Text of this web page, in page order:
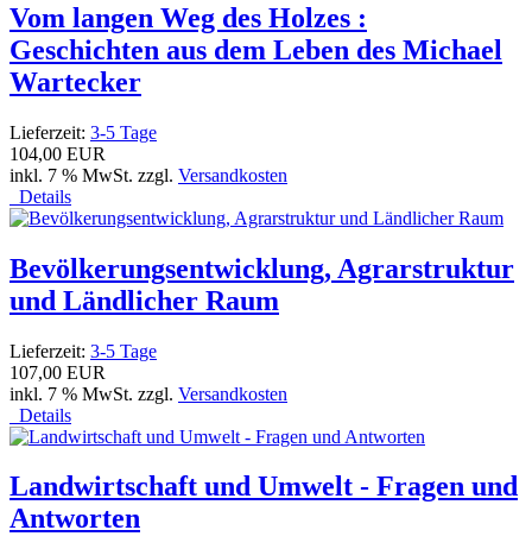
Vom langen Weg des Holzes :
Geschichten aus dem Leben des Michael
Wartecker
Lieferzeit: 3-5 Tage
104,00 EUR
inkl. 7 % MwSt. zzgl. Versandkosten
Details
Bevölkerungsentwicklung, Agrarstruktur
und Ländlicher Raum
Lieferzeit: 3-5 Tage
107,00 EUR
inkl. 7 % MwSt. zzgl. Versandkosten
Details
Landwirtschaft und Umwelt - Fragen und
Antworten